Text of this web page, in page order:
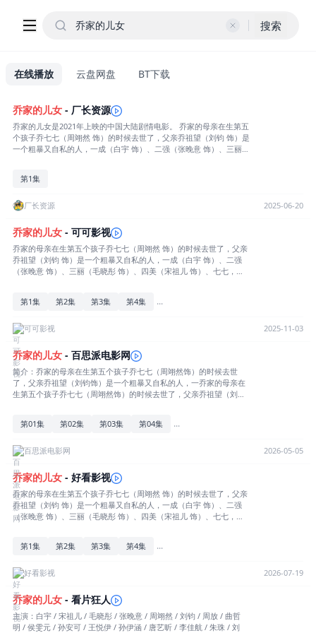
搜索
在线播放 云盘网盘 BT下载
乔家的儿女 - 厂长资源
乔家的儿女是2021年上映的中国大陆剧情电影。 乔家的母亲在生第五
个孩子乔七七（周翊然 饰）的时候去世了，父亲乔祖望（刘钧 饰）是
一个粗暴又自私的人，一成（白宇 饰）、二强（张晚意 饰）、三丽
却又一路活在优秀的表哥齐唯民（李佳航 饰）的阴影下。乔一成考上
困。生活的考验和照拂都不会缺席，几个人的学业、婚姻、工作都让
忧。他们经历过痛苦的考验，也迎来过希望和温暖，一路走得跌跌撞
撞又热热闹闹。说不上美满，也各有缺憾，就如乔一成所感触到的，
虽然“各人有各人的泥潭”，但为了那向上的一点光明，大家都在努力
生活。
第1集
厂长资源 2025-06-20
乔家的儿女 - 可可影视
乔家的母亲在生第五个孩子乔七七（周翊然 饰）的时候去世了，父亲
乔祖望（刘钧 饰）是一个粗暴又自私的人，一成（白宇 饰）、二强
（张晚意 饰）、三丽（毛晓彤 饰）、四美（宋祖儿 饰）、七七，乔
的阴影下。乔一成考上了师范大学，弟妹们也互相拉扯着长大了，这
业、婚姻、工作都让乔一成操碎了心，而他自己的两次婚姻也牵动着
这个大家庭的喜和忧。他们经历过痛苦的考验，也迎来过希望和温
暖，一路走得跌跌撞撞又热热闹闹。说不上美满，也各有缺憾，就如
乔一成所感触到的，虽然“各人有各人的泥潭”，但为了那向上的一点
光明，大家都在努力生活。
第1集 第2集 第3集 第4集 ...
可可影视 2025-11-03
乔家的儿女 - 百思派电影网
简介：乔家的母亲在生第五个孩子乔七七（周翊然饰）的时候去世
了，父亲乔祖望（刘钧饰）是一个粗暴又自私的人，一乔家的母亲在
生第五个孩子乔七七（周翊然饰）的时候去世了，父亲乔祖望（刘钧
艰苦的岁月里相依为命。乔一成作为长子，一路照顾着弟弟妹妹们长
考上了师范大学，弟妹们也互相拉扯着长大了，这一家子逐渐脱离了
贫困。生活的考验和照拂都不会缺席，几个人的学业、婚姻、工作都
让乔一成操碎了心，而他自己的两次婚姻也牵动着这个大家庭的喜和
忧。他们经历过痛苦的考验，也迎来过希望和温暖，一路走得跌跌撞
撞又热热闹闹。说不上美满，也各有缺憾，就如乔一成所感触到的，
虽然“各人有各人的泥潭”，但为了那向上的一点光明，大家都在努力
生活。详情
第01集 第02集 第03集 第04集 ...
百思派电影网 2026-05-05
乔家的儿女 - 好看影视
乔家的母亲在生第五个孩子乔七七（周翊然 饰）的时候去世了，父亲
乔祖望（刘钧 饰）是一个粗暴又自私的人，一成（白宇 饰）、二强
（张晚意 饰）、三丽（毛晓彤 饰）、四美（宋祖儿 饰）、七七，乔
的阴影下。乔一成考上了师范大学，弟妹们也互相拉扯着长大了，这
业、婚姻、工作都让乔一成操碎了心，而他自己的两次婚姻也牵动着
这个大家庭的喜和忧。他们经历过痛苦的考验，也迎来过希望和温
暖，一路走得跌跌撞撞又热热闹闹。说不上美满，也各有缺憾，就如
乔一成所感触到的，虽然“各人有各人的泥潭”，但为了那向上的一点
光明，大家都在努力生活。
第1集 第2集 第3集 第4集 ...
好看影视 2026-07-19
乔家的儿女 - 看片狂人
主演：白宇 / 宋祖儿 / 毛晓彤 / 张晚意 / 周翊然 / 刘钧 / 周放 / 曲哲
明 / 侯雯元 / 孙安可 / 王悦伊 / 孙伊涵 / 唐艺昕 / 李佳航 / 朱珠 / 刘